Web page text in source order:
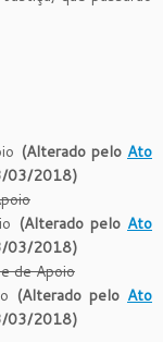
(Alterado pelo Ato
03/2018)
(Alterado pelo Ato
03/2018)
de Apoio
(Alterado pelo Ato
03/2018)